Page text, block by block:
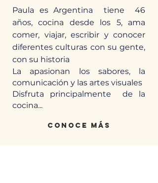
Paula es Argentina tiene 46
años, cocina desde los 5, ama
comer, viajar, escribir y conocer
diferentes culturas con su gente,
con su historia
La apasionan los sabores, la
comunicación y las artes visuales
Disfruta principalmente de la
cocina...
conoce más